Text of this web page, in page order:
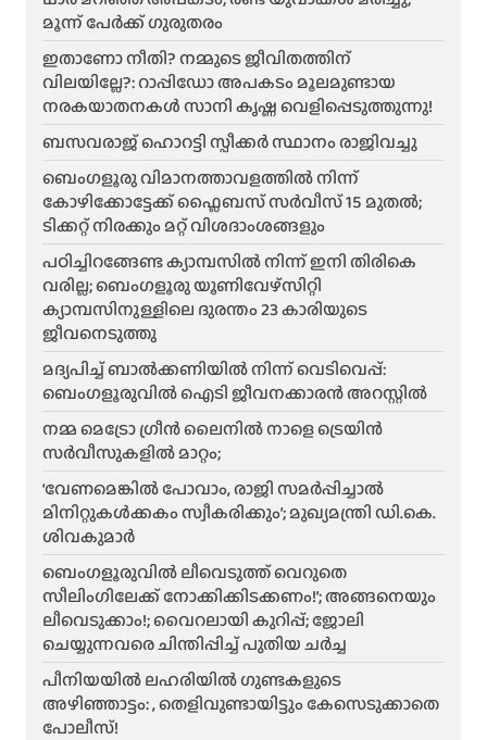
മൂന്ന് പേർക്ക് ഗുരുതരം
ഇതാണോ നീതി? നമ്മുടെ ജീവിതത്തിന്
വിലയില്ലേ?: റാപ്പിഡോ അപകടം മൂലമുണ്ടായ
നരകയാതനകൾ സാനി കൃഷ്ണ വെളിപ്പെടുത്തുന്നു!
ബസവരാജ് ഹൊറട്ടി സ്പീക്കർ സ്ഥാനം രാജിവച്ചു
ബെംഗളൂരു വിമാനത്താവളത്തിൽ നിന്ന്
കോഴിക്കോട്ടേക്ക് ഫ്ലൈബസ് സർവീസ് 15 മുതൽ;
ടിക്കറ്റ് നിരക്കും മറ്റ് വിശദാംശങ്ങളും
പഠിച്ചിറങ്ങേണ്ട ക്യാമ്പസിൽ നിന്ന് ഇനി തിരികെ
വരില്ല; ബെംഗളൂരു യൂണിവേഴ്സിറ്റി
ക്യാമ്പസിനുള്ളിലെ ദുരന്തം 23 കാരിയുടെ
ജീവനെടുത്തു
മദ്യപിച്ച് ബാൽക്കണിയിൽ നിന്ന് വെടിവെപ്പ്:
ബെംഗളൂരുവിൽ ഐടി ജീവനക്കാരൻ അറസ്റ്റിൽ
നമ്മ മെട്രോ ഗ്രീൻ ലൈനിൽ നാളെ ട്രെയിൻ
സർവീസുകളിൽ മാറ്റം;
‘വേണമെങ്കിൽ പോവാം, രാജി സമർപ്പിച്ചാൽ
മിനിറ്റുകൾക്കകം സ്വീകരിക്കും’; മുഖ്യമന്ത്രി ഡി.കെ.
ശിവകുമാർ
ബെം​ഗളൂരുവിൽ ലീവെടുത്ത് വെറുതെ
സീലിംഗിലേക്ക് നോക്കിക്കിടക്കണം!’; അങ്ങനെയും
ലീവെടുക്കാം!; വൈറലായി കുറിപ്പ്; ജോലി
ചെയ്യുന്നവരെ ചിന്തിപ്പിച്ച് പുതിയ ചർച്ച
പീനിയയിൽ ലഹരിയിൽ ഗുണ്ടകളുടെ
അഴിഞ്ഞാട്ടം: , തെളിവുണ്ടായിട്ടും കേസെടുക്കാതെ
പോലീസ്!